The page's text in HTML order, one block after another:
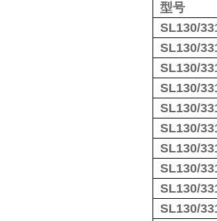
型号
SL130/
SL130/
SL130/
SL130/
SL130/
SL130/
SL130/
SL130/
SL130/
SL130/